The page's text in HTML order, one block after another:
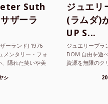
Suth
ザーラ
ーランド) 1976
メンタリー・フォ
、隠れた笑いや美
シ
ジュエ
(ラムダ)
UP S...
ジュエリーブラ
DOM 自由を遊
資源を無限のク